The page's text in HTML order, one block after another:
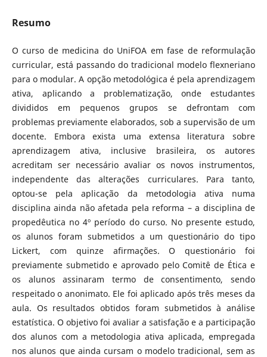
Resumo
O curso de medicina do UniFOA em fase de reformulação
curricular, está passando do tradicional modelo flexneriano
para o modular. A opção metodológica é pela aprendizagem
ativa, aplicando a problematização, onde estudantes
divididos em pequenos grupos se defrontam com
problemas previamente elaborados, sob a supervisão de um
docente. Embora exista uma extensa literatura sobre
aprendizagem ativa, inclusive brasileira, os autores
acreditam ser necessário avaliar os novos instrumentos,
independente das alterações curriculares. Para tanto,
optou-se pela aplicação da metodologia ativa numa
disciplina ainda não afetada pela reforma – a disciplina de
propedêutica no 4º período do curso. No presente estudo,
os alunos foram submetidos a um questionário do tipo
Lickert, com quinze afirmações. O questionário foi
previamente submetido e aprovado pelo Comitê de Ética e
os alunos assinaram termo de consentimento, sendo
respeitado o anonimato. Ele foi aplicado após três meses da
aula. Os resultados obtidos foram submetidos à análise
estatística. O objetivo foi avaliar a satisfação e a participação
dos alunos com a metodologia ativa aplicada, empregada
nos alunos que ainda cursam o modelo tradicional, sem as